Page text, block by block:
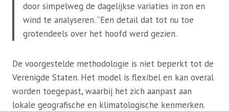
door simpelweg de dagelijkse variaties in zon en
wind te analyseren. “Een detail dat tot nu toe
grotendeels over het hoofd werd gezien.
De voorgestelde methodologie is niet beperkt tot de
Verenigde Staten. Het model is flexibel en kan overal
worden toegepast, waarbij het zich aanpast aan
lokale geografische en klimatologische kenmerken.